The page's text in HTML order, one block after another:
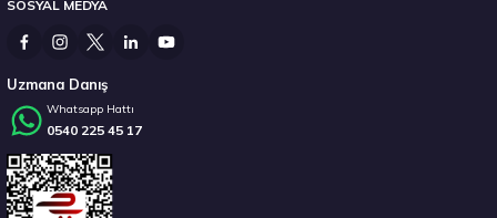
6.792,50 ₺
Stokta 12 Adet
SOSYAL MEDYA
Uzmana Danış
Whatsapp Hattı
0540 225 45 17